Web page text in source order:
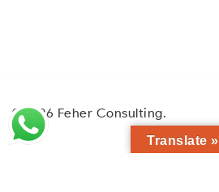
© 2026 Feher Consulting.
Translate »